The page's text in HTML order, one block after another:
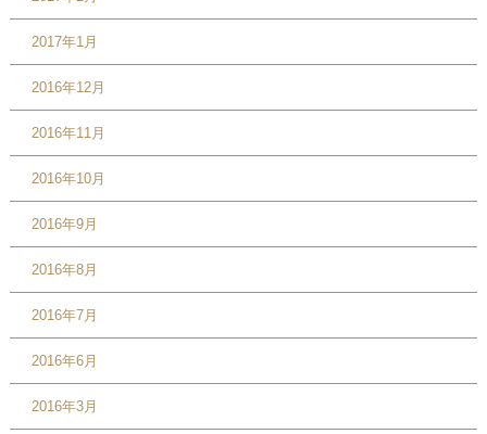
2017年1月
2016年12月
2016年11月
2016年10月
2016年9月
2016年8月
2016年7月
2016年6月
2016年3月